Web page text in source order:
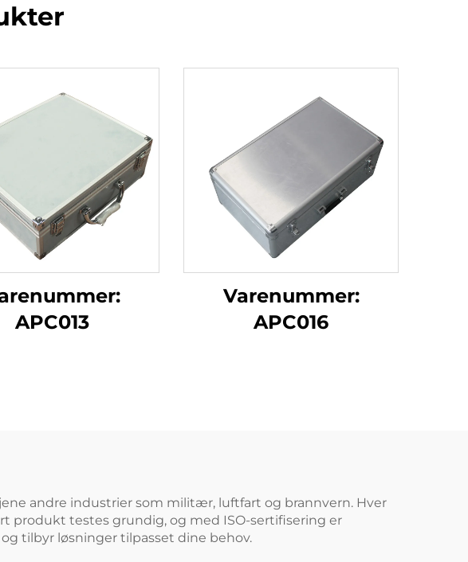
APC013
Varenummer:
APC016
andre industrier som militær, luftfart og brannvern. Hver
produkt testes grundig, og med ISO-sertifisering er
tilbyr løsninger tilpasset dine behov.